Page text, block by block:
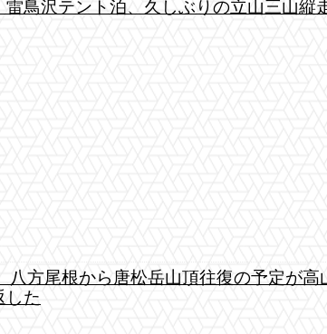
雷鳥沢テント泊、久しぶりの立山三山縦
八方尾根から唐松岳山頂往復の予定が高
した